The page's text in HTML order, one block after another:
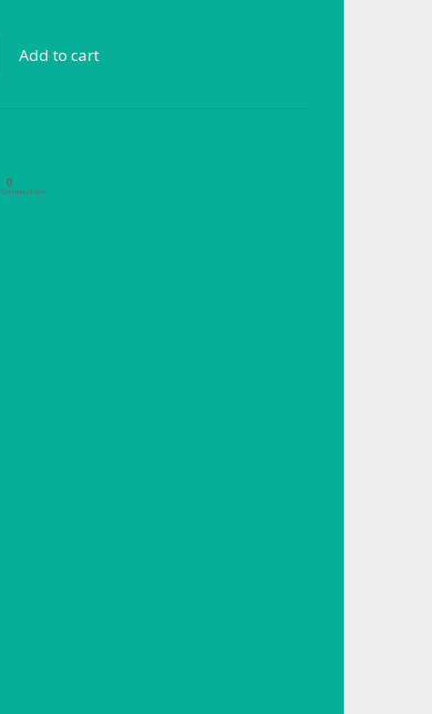
Add to cart
0
Compartidos